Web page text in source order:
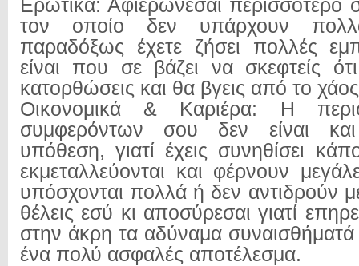
Ερωτικά: Αφιερώνεσαι περισσότερο
τον οποίο δεν υπάρχουν
παραδόξως έχετε ζήσει πολλές
είναι που σε βάζει να σκεφτείς
κατορθώσεις και θα βγεις από το
Οικονομικά & Καριέρα: Η
συμφερόντων σου δεν είναι
υπόθεση, γιατί έχεις συνηθίσει
εκμεταλλεύονται και φέρνουν
υπόσχονται πολλά ή δεν αντιδρούν
θέλεις εσύ κι αποσύρεσαι γιατί
στην άκρη τα αδύναμα συναισθήματά
ένα πολύ ασφαλές αποτέλεσμα.